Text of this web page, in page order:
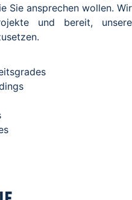
Sie ansprechen wollen. Wir
und bereit, unsere